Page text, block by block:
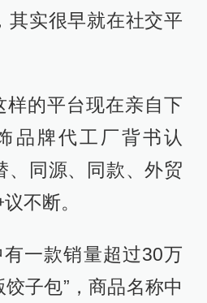
其实很早就在社交平
样的平台现在亲自下
品牌代工厂背书认
、同源、同款、外贸
不断。
一款销量超过30万
子包”，商品名称中